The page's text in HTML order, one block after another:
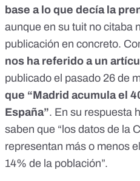
base a lo que decía la
aunque en su tuit no citaba
publicación en concreto.
nos ha referido a un
publicado el pasado 26 de
que “Madrid acumula el
España”. En su respuesta
saben que “los datos de la
representan más o menos
14% de la población”.